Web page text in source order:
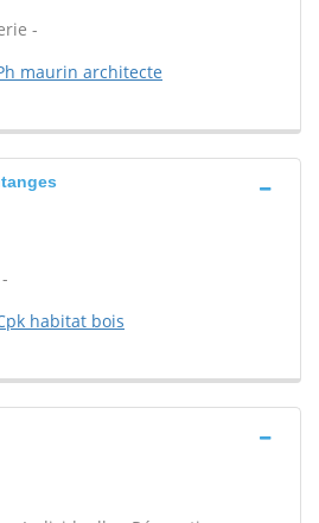
-
maurin architecte
habitat bois